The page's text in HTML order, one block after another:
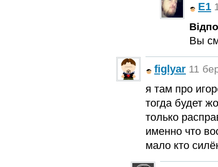
E1
Вы
figlyar 11
я там про
тогда будет
только
именно что
мало кто